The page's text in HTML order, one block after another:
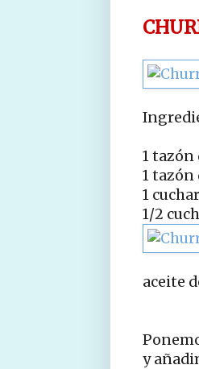
1 tazón
1 tazón
1
1/2
aceite
y